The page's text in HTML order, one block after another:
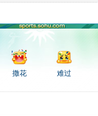
撒花 难过